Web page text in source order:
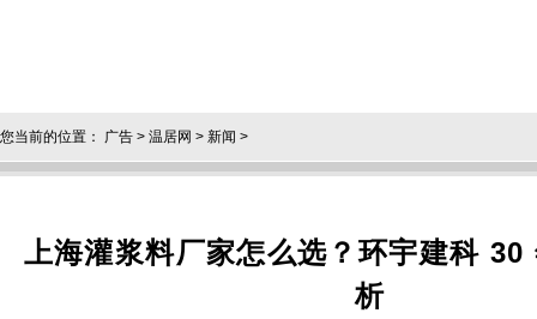
您当前的位置： 广告 > 温居网 > 新闻 >
上海灌浆料厂家怎么选？环宇建科 30
析